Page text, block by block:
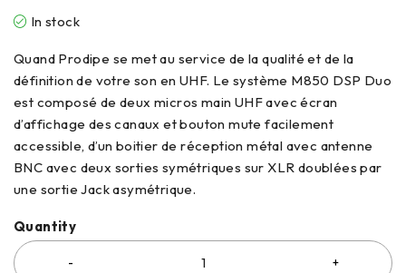
In stock
Quand Prodipe se met au service de la qualité et de la
définition de votre son en UHF. Le système M850 DSP Duo
est composé de deux micros main UHF avec écran
d’affichage des canaux et bouton mute facilement
accessible, d’un boitier de réception métal avec antenne
BNC avec deux sorties symétriques sur XLR doublées par
une sortie Jack asymétrique.
Quantity